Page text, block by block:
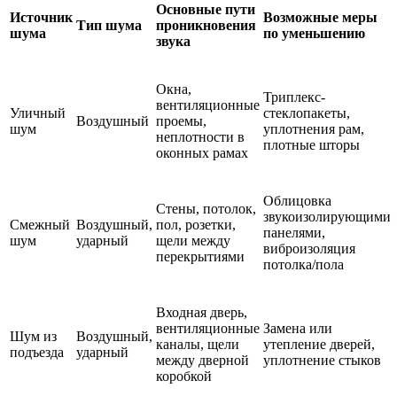
Источник
шума
Тип шума
Основные пути
проникновения
звука
Возможные меры
по уменьшению
Уличный
шум
Воздушный
Окна,
вентиляционные
проемы,
неплотности в
оконных рамах
Триплекс-
стеклопакеты,
уплотнения рам,
плотные шторы
Смежный
шум
Воздушный,
ударный
Стены, потолок,
пол, розетки,
щели между
перекрытиями
Облицовка
звукоизолирующими
панелями,
виброизоляция
потолка/пола
Шум из
подъезда
Воздушный,
ударный
Входная дверь,
вентиляционные
каналы, щели
между дверной
коробкой
Замена или
утепление дверей,
уплотнение стыков